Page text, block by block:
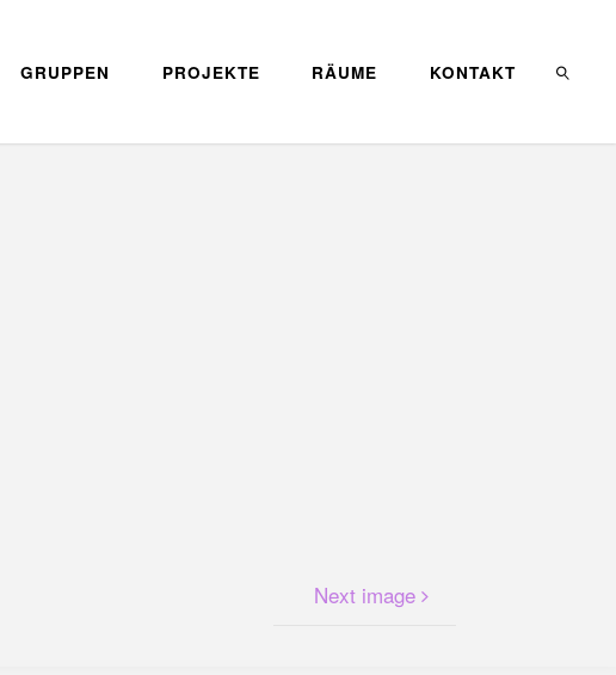
GRUPPEN PROJEKTE RÄUME KONTAKT
Next image